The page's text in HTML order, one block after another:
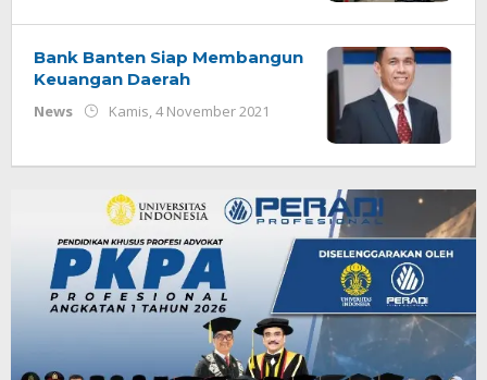
Bank Banten Siap Membangun
Keuangan Daerah
News Kamis, 4 November 2021